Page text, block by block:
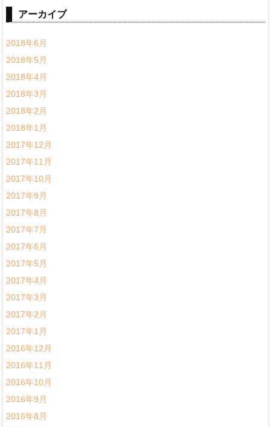
アーカイブ
2018年6月
2018年5月
2018年4月
2018年3月
2018年2月
2018年1月
2017年12月
2017年11月
2017年10月
2017年9月
2017年8月
2017年7月
2017年6月
2017年5月
2017年4月
2017年3月
2017年2月
2017年1月
2016年12月
2016年11月
2016年10月
2016年9月
2016年8月